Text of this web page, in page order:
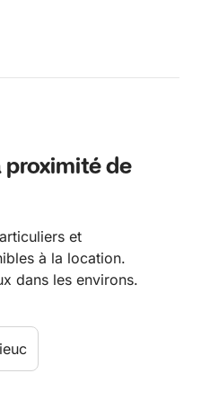
proximité de
et
à la location.
dans les environs.